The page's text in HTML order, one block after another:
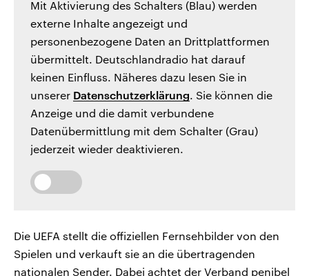
Mit Aktivierung des Schalters (Blau) werden
externe Inhalte angezeigt und
personenbezogene Daten an Drittplattformen
übermittelt. Deutschlandradio hat darauf
keinen Einfluss. Näheres dazu lesen Sie in
unserer Datenschutzerklärung. Sie können die
Anzeige und die damit verbundene
Datenübermittlung mit dem Schalter (Grau)
jederzeit wieder deaktivieren.
Die UEFA stellt die offiziellen Fernsehbilder von den
Spielen und verkauft sie an die übertragenden
nationalen Sender. Dabei achtet der Verband penibel